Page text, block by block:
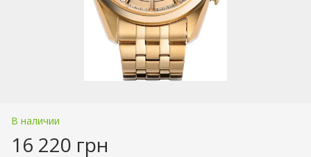
В наличии
16 220 грн